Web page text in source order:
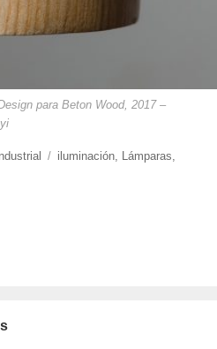
para Beton Wood, 2017 –
pilar-
Categorías
Industrial Etiquetas
iluminación, Lámparas,